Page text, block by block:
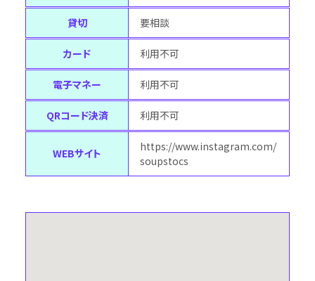
貸切 要相談
カード 利用不可
電子マネー 利用不可
QRコード決済 利用不可
WEBサイト
https://www.instagram.com/
soupstocs